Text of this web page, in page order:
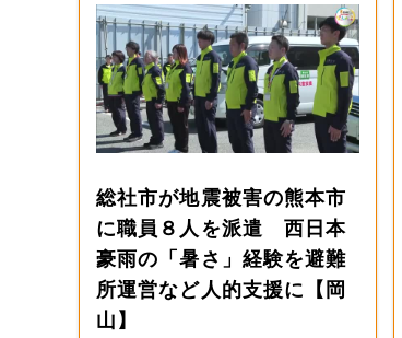
総社市が地震被害の熊本市
に職員８人を派遣 西日本
豪雨の「暑さ」経験を避難
所運営など人的支援に【岡
山】